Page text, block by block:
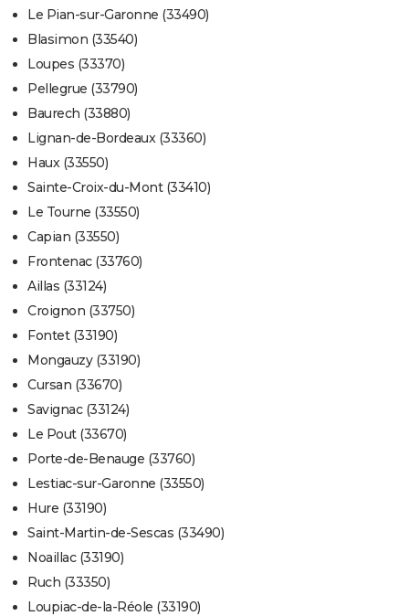
Le Pian-sur-Garonne (33490)
Blasimon (33540)
Loupes (33370)
Pellegrue (33790)
Baurech (33880)
Lignan-de-Bordeaux (33360)
Haux (33550)
Sainte-Croix-du-Mont (33410)
Le Tourne (33550)
Capian (33550)
Frontenac (33760)
Aillas (33124)
Croignon (33750)
Fontet (33190)
Mongauzy (33190)
Cursan (33670)
Savignac (33124)
Le Pout (33670)
Porte-de-Benauge (33760)
Lestiac-sur-Garonne (33550)
Hure (33190)
Saint-Martin-de-Sescas (33490)
Noaillac (33190)
Ruch (33350)
Loupiac-de-la-Réole (33190)